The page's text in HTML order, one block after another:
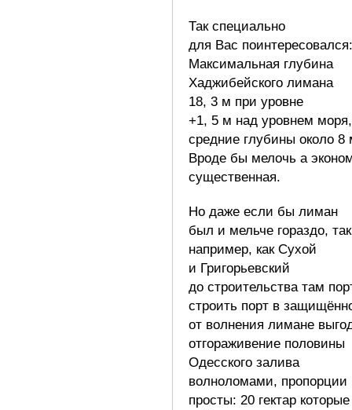
Так специально
для Вас поинтересовался:
Максимальная глубина
Хаджибейского лимана
18, 3 м при уровне
+1, 5 м над уровнем моря,
средние глубины около 8
Вроде бы мелочь а
существенная.
Но даже если бы лиман
был и мельче гораздо,
например, как Сухой
и Григорьевский
до строительства там
строить порт в
от волнения лимане
отгораживение половины
Одесского залива
волноломами, пропорции
просты: 20 гектар которые